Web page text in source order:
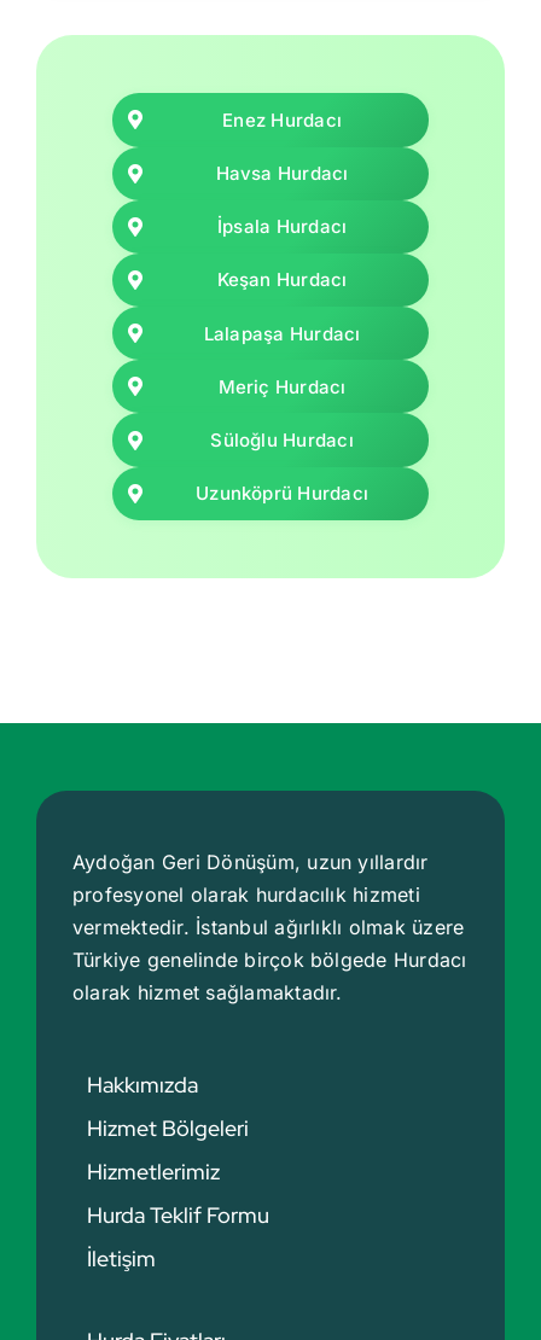
Enez Hurdacı
Havsa Hurdacı
İpsala Hurdacı
Keşan Hurdacı
Lalapaşa Hurdacı
Meriç Hurdacı
Süloğlu Hurdacı
Uzunköprü Hurdacı
Aydoğan Geri Dönüşüm, uzun yıllardır
profesyonel olarak hurdacılık hizmeti
vermektedir. İstanbul ağırlıklı olmak üzere
Türkiye genelinde birçok bölgede Hurdacı
olarak hizmet sağlamaktadır.
Hakkımızda
Hizmet Bölgeleri
Hizmetlerimiz
Hurda Teklif Formu
İletişim